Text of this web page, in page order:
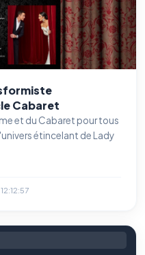
Cabaret
et du Cabaret pour tous
étincelant de Lady